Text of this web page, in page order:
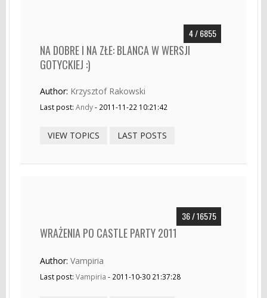
4 / 6855
NA DOBRE I NA ZŁE: BLANCA W WERSJI
GOTYCKIEJ :)
Author: Krzysztof Rakowski
Last post: Andy- 2011-11-22 10:21:42
VIEW TOPICS LAST POSTS
36 / 16575
WRAŻENIA PO CASTLE PARTY 2011
Author: Vampiria
Last post: Vampiria - 2011-10-30 21:37:28